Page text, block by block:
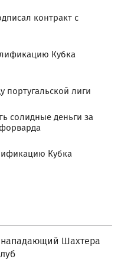
контракт с
Кубка
португальской лиги
солидные деньги за
Кубка
Шахтера